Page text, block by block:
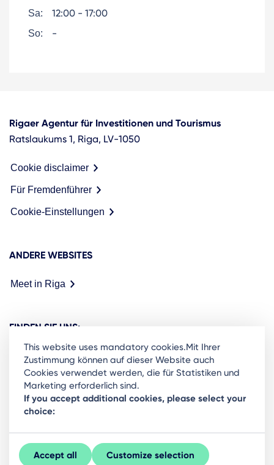
Sa: 12:00 - 17:00
So: -
Rigaer Agentur für Investitionen und Tourismus
Ratslaukums 1, Riga, LV-1050
Cookie disclaimer
Für Fremdenführer
Cookie-Einstellungen
ANDERE WEBSITES
Meet in Riga
FINDEN SIE UNS:
Ready to stay in the loop on Rigas business
community? Subscribe to our newsletter.
Sign Up
This website uses mandatory cookies.Mit Ihrer
Zustimmung können auf dieser Website auch
Cookies verwendet werden, die für Statistiken und
Marketing erforderlich sind.
If you accept additional cookies, please select your
choice:
Accept all Customize selection